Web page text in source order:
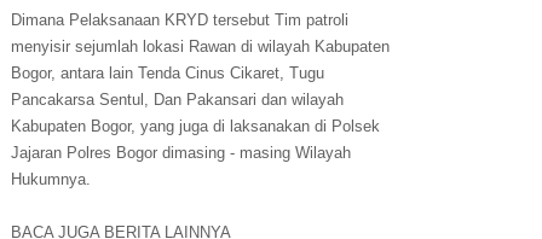
Dimana Pelaksanaan KRYD tersebut Tim patroli
menyisir sejumlah lokasi Rawan di wilayah Kabupaten
Bogor, antara lain Tenda Cinus Cikaret, Tugu
Pancakarsa Sentul, Dan Pakansari dan wilayah
Kabupaten Bogor, yang juga di laksanakan di Polsek
Jajaran Polres Bogor dimasing - masing Wilayah
Hukumnya.
BACA JUGA BERITA LAINNYA